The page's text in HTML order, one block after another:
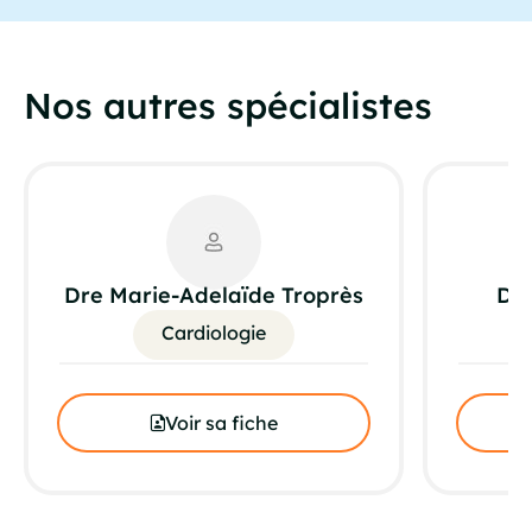
Nos autres spécialistes
Dre Marie-Adelaïde Troprès
Cardiologie
Voir sa fiche
Dr